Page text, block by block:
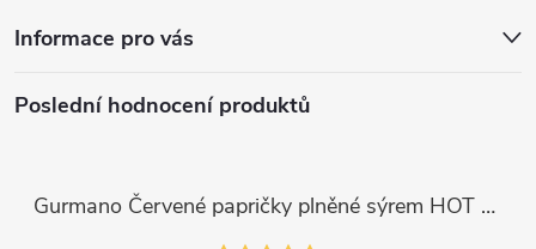
Informace pro vás
Poslední hodnocení produktů
Gurmano Červené papričky plněné sýrem HOT palivé, 290g